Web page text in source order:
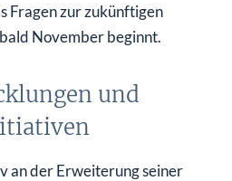
Fragen zur zukünftigen
November beginnt.
und
an der Erweiterung seiner